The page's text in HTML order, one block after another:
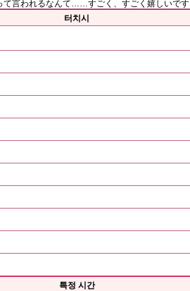
て言われるなんて……すごく、すごく嬉しいです
터치시
특정 시간